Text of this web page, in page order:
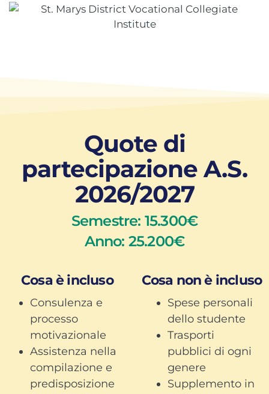
Quote di
partecipazione A.S.
2026/2027
Semestre: 15.300€
Anno: 25.200€
Cosa è incluso
Consulenza e
processo
motivazionale
Assistenza nella
compilazione e
predisposizione
Cosa non è incluso
Spese personali
dello studente
Trasporti
pubblici di ogni
genere
Supplemento in